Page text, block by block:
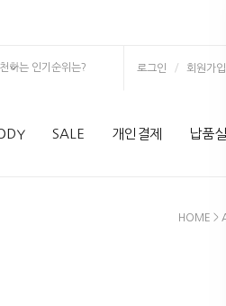
하는 인기순위는? 로그인 / 회원가입
SALE 개인결제 납품
HOME >